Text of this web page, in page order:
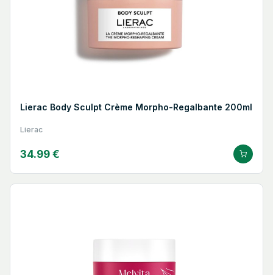
Lierac Body Sculpt Crème Morpho-Regalbante 200ml
Lierac
34.99 €